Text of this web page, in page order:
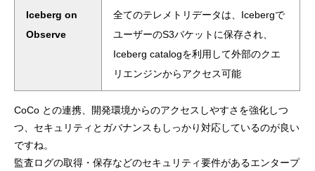
Iceberg on
Observe
全てのテレメトリデータは、Icebergで
ユーザーのS3バケットに保存され、
Iceberg catalogを利用して外部のクエ
リエンジンからアクセス可能
CoCo との連携、開発環境からのアクセスしやすさを強化しつ
つ、セキュリティとガバナンスもしっかり対応しているのが良い
ですね。
監査ログの取得・保存などのセキュリティ要件があるエンタープ